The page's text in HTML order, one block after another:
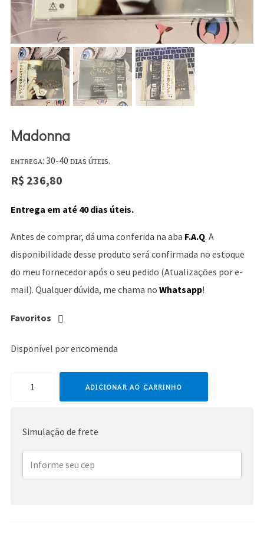
Madonna
ᴇɴᴛʀᴇɢᴀ: 30-40 ᴅɪᴀs úᴛᴇɪs.
R$ 236,80
Entrega em até 40 dias úteis.
Antes de comprar, dá uma conferida na aba F.A.Q. A
disponibilidade desse produto será confirmada no estoque
do meu fornecedor após o seu pedido (Atualizações por e-
mail). Qualquer dúvida, me chama no Whatsapp!
Favoritos
Disponível por encomenda
ADICIONAR AO CARRINHO
Simulação de frete